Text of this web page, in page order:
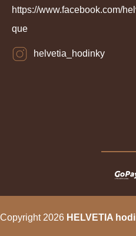
https://www.facebook.com/
que
helvetia_hodinky
Copyright 2026 HELVETIA